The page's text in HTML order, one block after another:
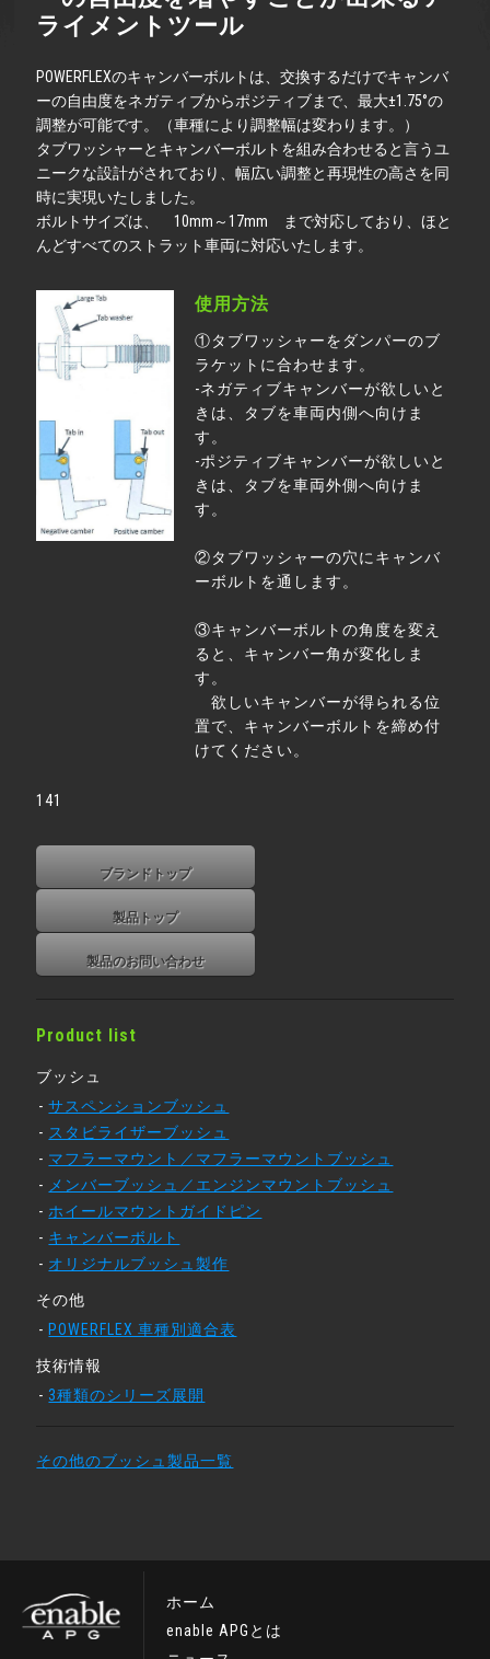
ライメントツール
POWERFLEXのキャンバーボルトは、交換するだけでキャンバ
ーの自由度をネガティブからポジティブまで、最大±1.75°の
調整が可能です。（車種により調整幅は変わります。）
タブワッシャーとキャンバーボルトを組み合わせると言うユ
ニークな設計がされており、幅広い調整と再現性の高さを同
時に実現いたしました。
ボルトサイズは、 10mm～17mm まで対応しており、ほと
んどすべてのストラット車両に対応いたします。
使用方法
①タブワッシャーをダンパーのブ
ラケットに合わせます。
-ネガティブキャンバーが欲しいと
きは、タブを車両内側へ向けま
す。
-ポジティブキャンバーが欲しいと
きは、タブを車両外側へ向けま
す。
②タブワッシャーの穴にキャンバ
ーボルトを通します。
③キャンバーボルトの角度を変え
ると、キャンバー角が変化しま
す。
欲しいキャンバーが得られる位
置で、キャンバーボルトを締め付
けてください。
141
ブランドトップ
製品トップ
製品のお問い合わせ
Product list
ブッシュ
サスペンションブッシュ
スタビライザーブッシュ
マフラーマウント／マフラーマウントブッシュ
メンバーブッシュ／エンジンマウントブッシュ
ホイールマウントガイドピン
キャンバーボルト
オリジナルブッシュ製作
その他
POWERFLEX 車種別適合表
技術情報
3種類のシリーズ展開
その他のブッシュ製品一覧
ホーム
enable APGとは